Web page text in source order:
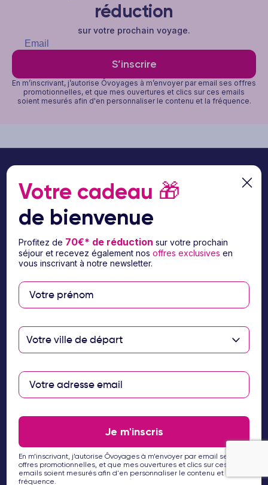
réduction
sur votre prochain voyage.
S’inscrire
En m’inscrivant, j’autorise Ôvoyages à m’envoyer par email ses offres
promotionnelles, et que mes ouvertures et clics sur ces emails
soient mesurés afin d'en personnaliser le contenu et la fréquence.
Suivez-nous sur les réseaux sociaux
À propos d’Ôvoyages
Votre cadeau 🎁
de bienvenue
Profitez de 70€* de réduction sur votre prochain
séjour et recevez également nosoffres exclusives en
vous inscrivant à notre newsletter.
Votre ville de départ
Je m'inscris
En m’inscrivant, j’autorise Ôvoyages à m’envoyer par email ses
offres promotionnelles, et que mes ouvertures et clics sur ces
emails soient mesurés afin d'en personnaliser le contenu et la
fréquence.